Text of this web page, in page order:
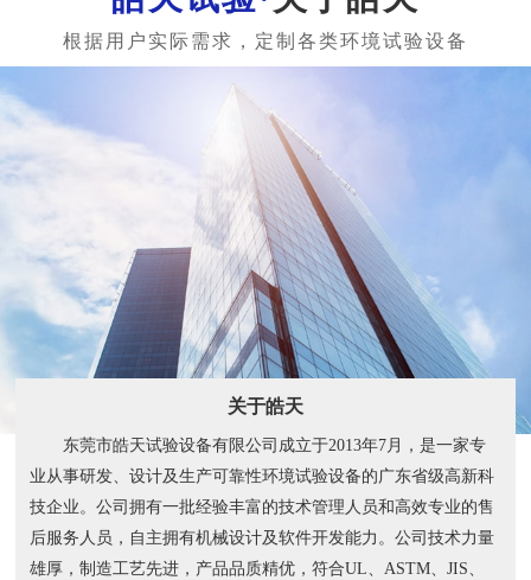
关于皓天
东莞市皓天试验设备有限公司成立于2013年7月，是一家专
业从事研发、设计及生产可靠性环境试验设备的广东省级高新科
技企业。公司拥有一批经验丰富的技术管理人员和高效专业的售
后服务人员，自主拥有机械设计及软件开发能力。公司技术力量
雄厚，制造工艺先进，产品品质精优，符合UL、ASTM、JIS、